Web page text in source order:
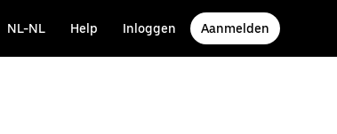
NL-NL Help Inloggen Aanmelden